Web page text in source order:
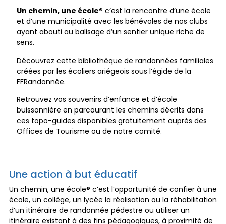
Un chemin, une école® c’est la rencontre d’une école
et d’une municipalité avec les bénévoles de nos clubs
ayant abouti au balisage d’un sentier unique riche de
sens.
Découvrez cette bibliothèque de randonnées familiales
créées par les écoliers ariégeois sous l’égide de la
FFRandonnée.
Retrouvez vos souvenirs d’enfance et d’école
buissonnière en parcourant les chemins décrits dans
ces topo-guides disponibles gratuitement auprès des
Offices de Tourisme ou de notre comité.
Une action à but éducatif
Un chemin, une école® c’est l’opportunité de confier à une
école, un collège, un lycée la réalisation ou la réhabilitation
d’un itinéraire de randonnée pédestre ou utiliser un
itinéraire existant à des fins pédagogiques, à proximité de